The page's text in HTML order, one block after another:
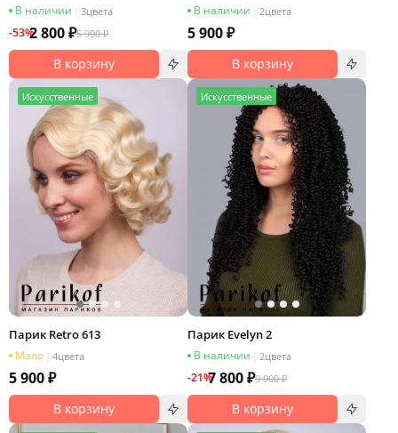
В наличии 3цвета
-53%2 800 ₽5 900 ₽
В корзину
В наличии 2цвета
5 900 ₽
В корзину
Искусственные
Парик Retro 613
Мало 4цвета
5 900 ₽
В корзину
Искусственные
Парик Evelyn 2
В наличии 2цвета
-21%7 800 ₽9 900 ₽
В корзину